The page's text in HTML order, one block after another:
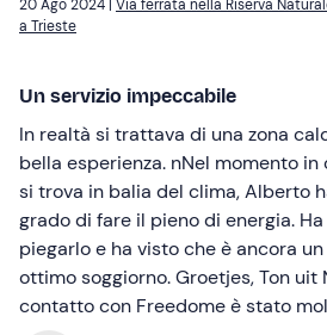
20 Ago 2024 | Via ferrata nella Riserva
a Trieste
Un servizio impeccabile
In realtà si trattava di una zona
bella esperienza. nNel momento
si trova in balia del clima, Alberto
grado di fare il pieno di energia.
piegarlo e ha visto che è ancora
ottimo soggiorno. Groetjes, Ton uit
contatto con Freedome è stato